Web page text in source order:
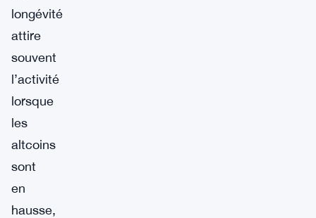
longévité
attire
souvent
l’activité
lorsque
les
altcoins
sont
en
hausse,